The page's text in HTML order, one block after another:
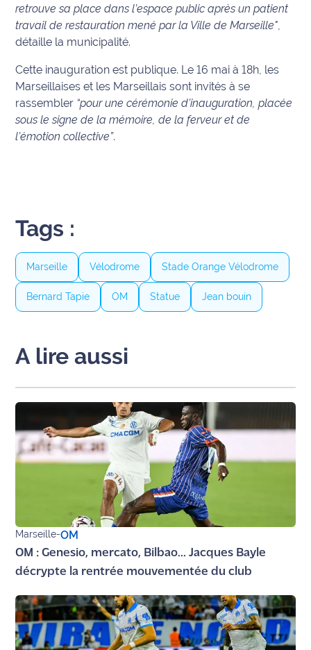
National
International
Défense
Municipales
2026
de la
rédaction
Coup de
coeur
Maritima
Maritima
L'anecdote
de Jeff
C'est
mon
club
Maritima
plan
sortie
Nous
contacter
retrouve sa place dans l’espace public après un patient
travail de restauration mené par la Ville de Marseille"
détaille la municipalité.
Cette inauguration est publique. Le 16 mai à 18h, les
Marseillaises et les Marseillais sont invités à se
rassembler “pour une cérémonie d’inauguration, placée
sous le signe de la mémoire, de la ferveur et de
l’émotion collective”.
Tags :
Marseille Vélodrome Stade Orange Vélodrome
Bernard Tapie OM Statue Jean bouin
A lire aussi
Marseille-OM
OM : Genesio, mercato, Bilbao... Jacques Bayle
décrypte la rentrée mouvementée du club